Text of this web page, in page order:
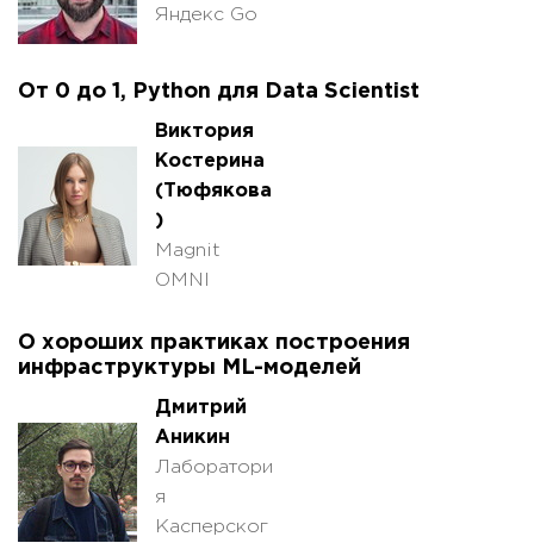
Яндекс Go
От 0 до 1, Рython для Data Scientist
Виктория
Костерина
(Тюфякова
)
Magnit
OMNI
О хороших практиках построения
инфраструктуры ML-моделей
Дмитрий
Аникин
Лаборатори
я
Касперског